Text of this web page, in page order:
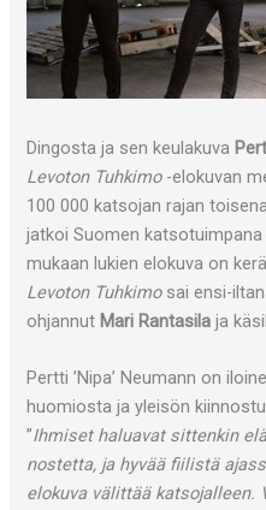
Dingosta ja sen keulakuva
Levoton Tuhkimo-elokuvan
100 000 katsojan rajan
jatkoi Suomen
mukaan lukien elokuva on
Levoton Tuhkimosai ensi-
ohjannut Mari Rantasilaja
Pertti ’Nipa’ Neumann on
huomiosta ja yleisön
”Ihmiset haluavat sittenkin
nostetta, ja hyvää fiilistä
elokuva välittää katsojalleen.